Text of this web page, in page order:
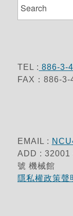
TEL : 886-3-
FAX：886-3-
EMAIL :
ADD : 32001
號 機械館
隱私權政策聲